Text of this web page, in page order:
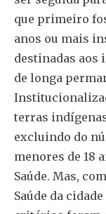
que primeiro
anos ou mais
destinadas aos
de longa
terras
excluindo do
menores de 18
Saúde. Mas,
Saúde da